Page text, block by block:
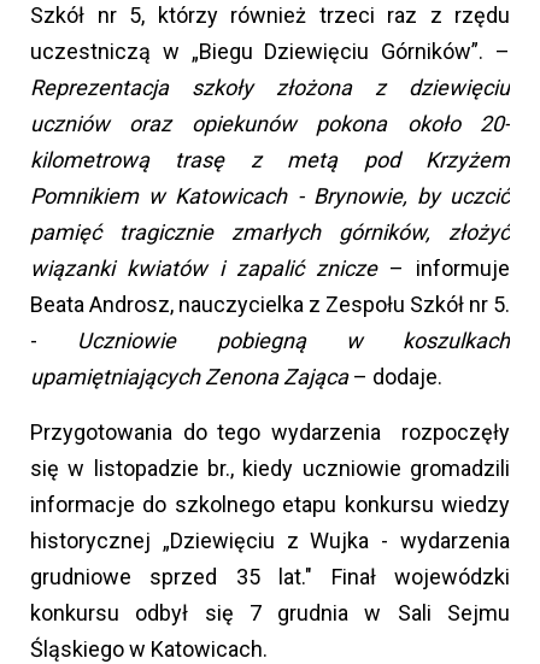
Szkół nr 5, którzy również trzeci raz z rzędu
uczestniczą w „Biegu Dziewięciu Górników”. –
Reprezentacja szkoły złożona z dziewięciu
uczniów oraz opiekunów pokona około 20-
kilometrową trasę z metą pod Krzyżem
Pomnikiem w Katowicach - Brynowie, by uczcić
pamięć tragicznie zmarłych górników, złożyć
wiązanki kwiatów i zapalić znicze – informuje
Beata Androsz, nauczycielka z Zespołu Szkół nr 5.
- Uczniowie pobiegną w koszulkach
upamiętniających Zenona Zająca– dodaje.
Przygotowania do tego wydarzenia rozpoczęły
się w listopadzie br., kiedy uczniowie gromadzili
informacje do szkolnego etapu konkursu wiedzy
historycznej „Dziewięciu z Wujka - wydarzenia
grudniowe sprzed 35 lat." Finał wojewódzki
konkursu odbył się 7 grudnia w Sali Sejmu
Śląskiego w Katowicach.